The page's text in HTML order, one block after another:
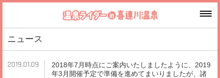
ニュース
2019.01.09
2018年7月時点にご案内いたしましたように、2019
年3月開催予定で準備を進めてまいりましたが、諸